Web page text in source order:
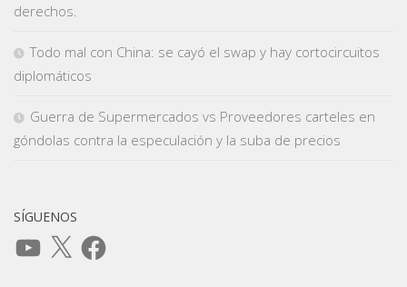
derechos.
Todo mal con China: se cayó el swap y hay cortocircuitos
diplomáticos
Guerra de Supermercados vs Proveedores carteles en
góndolas contra la especulación y la suba de precios
SÍGUENOS
YouTube
X Facebook